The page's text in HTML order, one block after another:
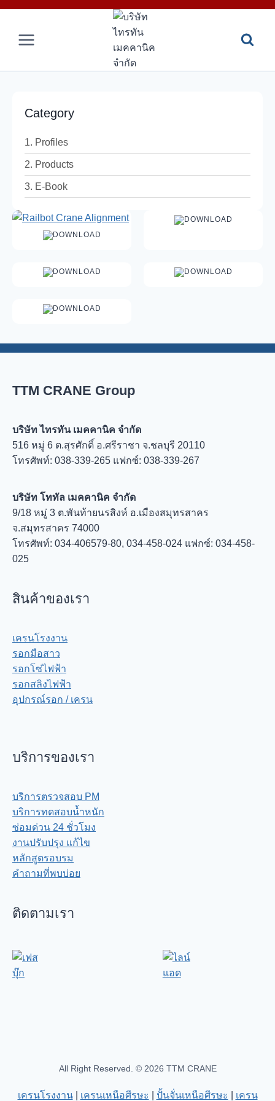
Skip
content
Category
1. Profiles
2. Products
3. E-Book
DOWNLOAD
DOWNLOAD
DOWNLOAD DOWNLOAD
DOWNLOAD
TTM CRANE Group
บริษัท ไทรทัน เมคคานิค จำกัด
516 หมู่ 6 ต.สุรศักดิ์ อ.ศรีราชา จ.ชลบุรี 20110
โทรศัพท์: 038-339-265 แฟกซ์: 038-339-267
บริษัท โททัล เมคคานิค จำกัด
9/18 หมู่ 3 ต.พันท้ายนรสิงห์ อ.เมืองสมุทรสาคร
จ.สมุทรสาคร 74000
โทรศัพท์: 034-406579-80, 034-458-024 แฟกซ์: 034-458-
025
สินค้าของเรา
เครนโรงงาน
รอกมือสาว
รอกโซ่ไฟฟ้า
รอกสลิงไฟฟ้า
อุปกรณ์รอก / เครน
บริการของเรา
บริการตรวจสอบ PM
บริการทดสอบน้ำหนัก
ซ่อมด่วน 24 ชั่วโมง
งานปรับปรุง แก้ไข
หลักสูตรอบรม
คำถามที่พบบ่อย
ติดตามเรา
All Right Reserved. © 2026 TTM CRANE
เครนโรงงาน| เครนเหนือศีรษะ ปั้นจั่นเหนือศีรษะ เครน